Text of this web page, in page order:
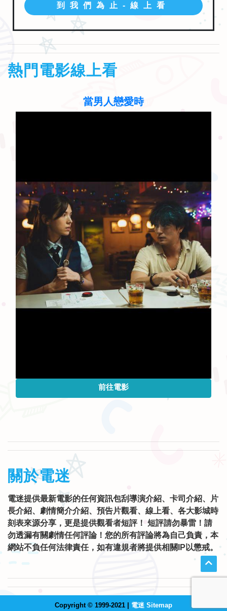
到我們為止-線上看
熱門電影線上看
當男人戀愛時
前往電影
關於電迷
電迷提供最新電影的任何資訊包刮導演介紹、卡司介紹、片
長介紹、劇情簡介介紹、預告片觀看、線上看、各大影城時
刻表來源分享，更是提供觀看者短評！ 短評請勿暴雷！請
勿透漏有關劇情任何評論！您的所有評論將為自己負責，本
網站不負任何法律責任，如有違規者將提供相關IP以懲戒。
Copyright © 1999-2021 | 電迷 Sitemap